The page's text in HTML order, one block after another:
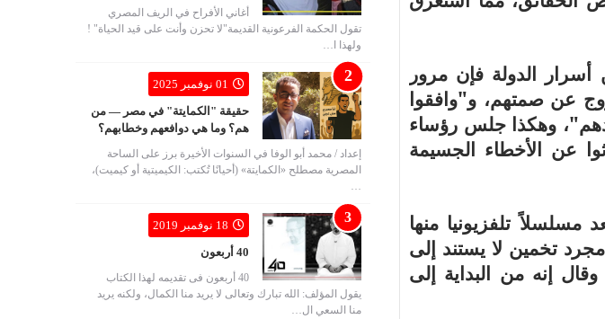
الدولة فإن مرور
عن صمتهم، و"وافقوا
وهكذا جلس رؤساء
عن الأخطاء الجسيمة
تلفزيونيا منها
تخمين لا يستند إلى
حقيقية"، وانتقد الفيلم الذي يروي عملية ميونيخ عام 1972، وقال إنه من البداية إلى
أغاني الأفراح في الريف المصري
تقول الحكمة الفرعونية القديمة"لا تحزن وأنت على قيد الحياة" !
ولهذا ا…
01 نوفمبر 2025
حقيقة "الكمايتة" في مصر — من
هم؟ وما هي دوافعهم وخطابهم؟
إعداد / محمد أبو الوفا في السنوات الأخيرة برز على الساحة
المصرية مصطلح «الكمايتة» (أحيانًا تُكتب: الكيميتية أو كيميت)،
18 نوفمبر 2019
40 أربعون
40 أربعون فى تقديمه لهذا الكتاب
يقول المؤلف: الله تبارك وتعالى لا يريد منا الكمال، ولكنه يريد
منا السعي ال…